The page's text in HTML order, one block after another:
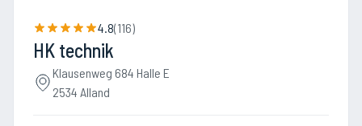
4.8(116)
HK technik
Klausenweg 684 Halle E
2534 Alland